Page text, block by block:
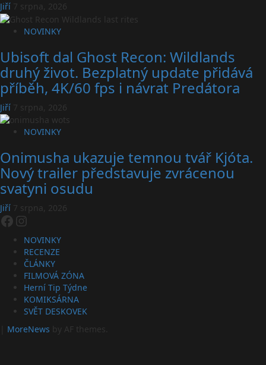
Jiří 7 srpna, 2026
NOVINKY
Ubisoft dal Ghost Recon: Wildlands
druhý život. Bezplatný update přidává
příběh, 4K/60 fps i návrat Predátora
Jiří 7 srpna, 2026
NOVINKY
Onimusha ukazuje temnou tvář Kjóta.
Nový trailer představuje zvrácenou
svatyni osudu
Jiří 7 srpna, 2026
Facebook
Instagram
NOVINKY
RECENZE
ČLÁNKY
FILMOVÁ ZÓNA
Herní Tip Týdne
KOMIKSÁRNA
SVĚT DESKOVEK
MoreNews by AF themes.